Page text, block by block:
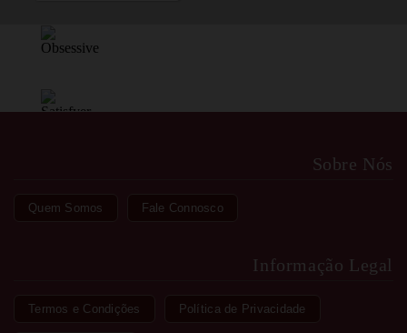
Sobre Nós
Quem Somos Fale Connosco
Informação Legal
Termos e Condições Política de Privacidade